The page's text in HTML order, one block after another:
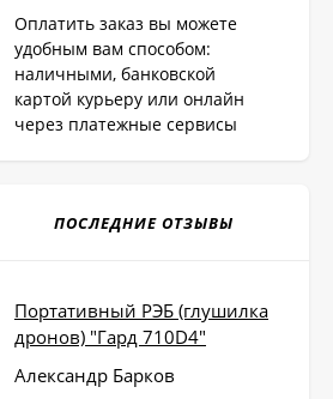
Оплатить заказ вы можете
удобным вам способом:
наличными, банковской
картой курьеру или онлайн
через платежные сервисы
ПОСЛЕДНИЕ ОТЗЫВЫ
Портативный РЭБ (глушилка
дронов) "Гард 710D4"
Александр Барков